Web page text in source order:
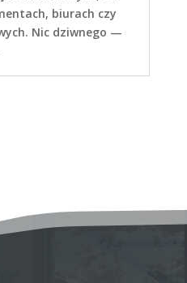
biurach czy
Nic dziwnego —